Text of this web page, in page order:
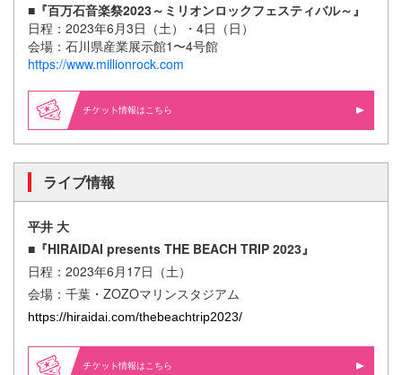
■『百万石音楽祭2023～ミリオンロックフェスティバル～』
日程：2023年6月3日（土）・4日（日）
会場：石川県産業展示館1〜4号館
https://www.millionrock.com
情報はこちら
ライブ情報
平井 大
■『HIRAIDAI presents THE BEACH TRIP 2023』
日程：2023年6月17日（土）
会場：千葉・ZOZOマリンスタジアム
https://hiraidai.com/thebeachtrip2023/
情報はこちら